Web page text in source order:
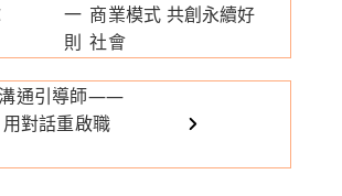
一
則
商業模式 共創永續好
社會
通引導師——
對話重啟職